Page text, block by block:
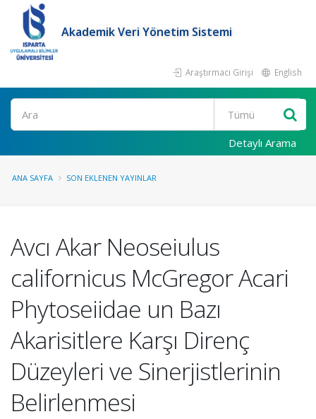
Akademik Veri Yönetim Sistemi
Araştırmacı Girişi English
Ara
Detaylı Arama
ANA SAYFA SON EKLENEN YAYINLAR
Avcı Akar Neoseiulus
californicus McGregor Acari
Phytoseiidae un Bazı
Akarisitlere Karşı Direnç
Düzeyleri ve Sinerjistlerinin
Belirlenmesi